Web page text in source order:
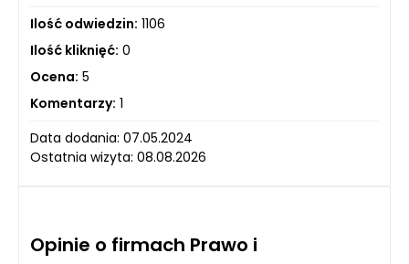
Ilość odwiedzin: 1106
Ilość kliknięć: 0
Ocena: 5
Komentarzy: 1
Data dodania: 07.05.2024
Ostatnia wizyta: 08.08.2026
Opinie o firmach Prawo i